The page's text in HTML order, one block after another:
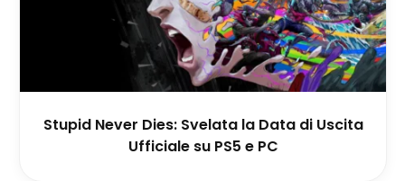
Stupid Never Dies: Svelata la Data di Uscita
Ufficiale su PS5 e PC